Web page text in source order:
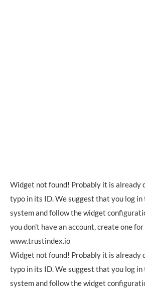
Widget not found! Probably it is already
typo in its ID. We suggest that you log in
systemand follow the widget
you don't have an account, create one
www.trustindex.io
Widget not found! Probably it is already
typo in its ID. We suggest that you log in
systemand follow the widget